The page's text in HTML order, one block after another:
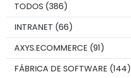
TODOS (386)
INTRANET (66)
AXYS.ECOMMERCE (91)
FÁBRICA DE SOFTWARE (144)